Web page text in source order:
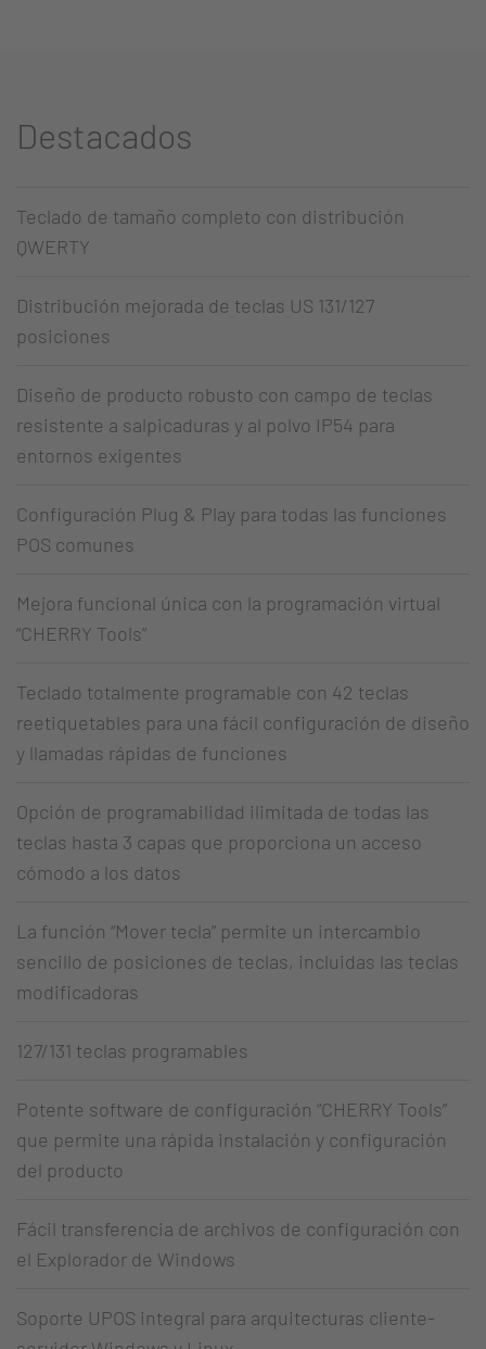
Destacados
Teclado de tamaño completo con distribución
QWERTY
Distribución mejorada de teclas US 131/127
posiciones
Diseño de producto robusto con campo de teclas
resistente a salpicaduras y al polvo IP54 para
entornos exigentes
Configuración Plug & Play para todas las funciones
POS comunes
Mejora funcional única con la programación virtual
“CHERRY Tools”
Teclado totalmente programable con 42 teclas
reetiquetables para una fácil configuración de diseño
y llamadas rápidas de funciones
Opción de programabilidad ilimitada de todas las
teclas hasta 3 capas que proporciona un acceso
cómodo a los datos
La función “Mover tecla” permite un intercambio
sencillo de posiciones de teclas, incluidas las teclas
modificadoras
127/131 teclas programables
Potente software de configuración “CHERRY Tools”
que permite una rápida instalación y configuración
del producto
Fácil transferencia de archivos de configuración con
el Explorador de Windows
Soporte UPOS integral para arquitecturas cliente-